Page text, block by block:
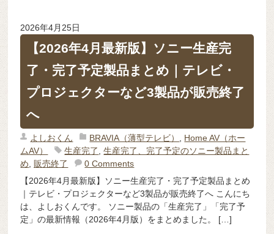
2026年4月25日
【2026年4月最新版】ソニー生産完
了・完了予定製品まとめ｜テレビ・
プロジェクターなど3製品が販売終了
へ
よしおくん BRAVIA（薄型テレビ）
Home AV（ホー
ムAV）
生産完了 ,生産完了、完了予定のソニー製品まと
め
販売終了
0 Comments
【2026年4月最新版】ソニー生産完了・完了予定製品まとめ
｜テレビ・プロジェクターなど3製品が販売終了へ こんにち
は、よしおくんです。 ソニー製品の「生産完了」「完了予
定」の最新情報（2026年4月版）をまとめました。 […]